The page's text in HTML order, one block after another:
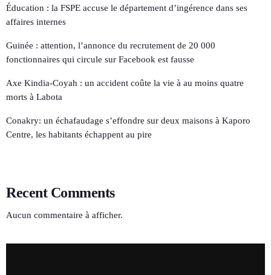
Éducation : la FSPE accuse le département d’ingérence dans ses
affaires internes
Guinée : attention, l’annonce du recrutement de 20 000
fonctionnaires qui circule sur Facebook est fausse
Axe Kindia-Coyah : un accident coûte la vie à au moins quatre
morts à Labota
Conakry: un échafaudage s’effondre sur deux maisons à Kaporo
Centre, les habitants échappent au pire
Recent Comments
Aucun commentaire à afficher.